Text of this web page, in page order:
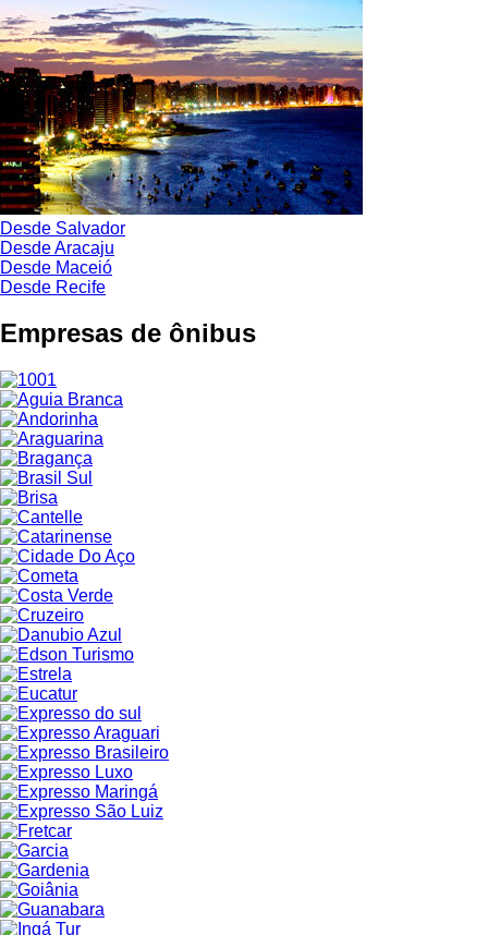
Desde Salvador
Desde Aracaju
Desde Maceió
Desde Recife
Empresas de ônibus